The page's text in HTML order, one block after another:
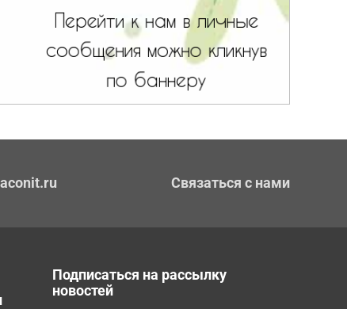
Связаться с нами
Подписаться на рассылку
новостей